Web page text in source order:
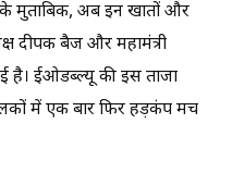
के मुताबिक, अब इन खातों और
दीपक बैज और महामंत्री
है। ईओडब्ल्यू की इस ताजा
में एक बार फिर हड़कंप मच